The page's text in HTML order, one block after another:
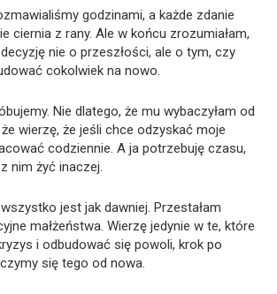
godzinami, a każde zdanie
ciernia z rany. Ale w końcu zrozumiałam,
nie o przeszłości, ale o tym, czy
cokolwiek na nowo.
Nie dlatego, że mu wybaczyłam od
wierzę, że jeśli chce odzyskać moje
codziennie. A ja potrzebuję czasu,
nim żyć inaczej.
jest jak dawniej. Przestałam
małżeństwa. Wierzę jedynie w te, które
i odbudować się powoli, krok po
się tego od nowa.